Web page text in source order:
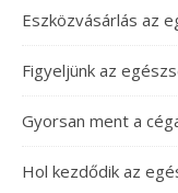
Eszközvásárlás az
Figyeljünk az
Gyorsan ment a
Hol kezdődik az